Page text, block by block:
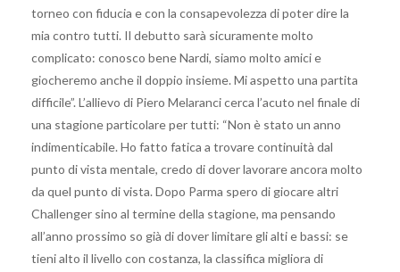
torneo con fiducia e con la consapevolezza di poter dire la
mia contro tutti. Il debutto sarà sicuramente molto
complicato: conosco bene Nardi, siamo molto amici e
giocheremo anche il doppio insieme. Mi aspetto una partita
difficile”. L’allievo di Piero Melaranci cerca l’acuto nel finale di
una stagione particolare per tutti: “Non è stato un anno
indimenticabile. Ho fatto fatica a trovare continuità dal
punto di vista mentale, credo di dover lavorare ancora molto
da quel punto di vista. Dopo Parma spero di giocare altri
Challenger sino al termine della stagione, ma pensando
all’anno prossimo so già di dover limitare gli alti e bassi: se
tieni alto il livello con costanza, la classifica migliora di